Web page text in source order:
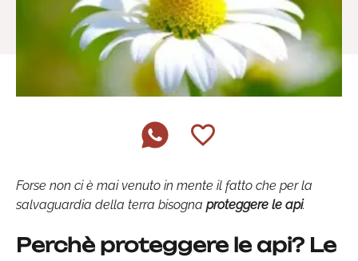
Forse non ci è mai venuto in mente il fatto che per la
salvaguardia della terra bisogna proteggere le api.
Perchè proteggere le api? Le